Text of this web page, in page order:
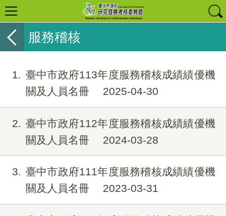
服務稽核
1
臺中市政府113年度服務稽核成績績優機
關及人員名冊
2025-04-30
2
臺中市政府112年度服務稽核成績績優機
關及人員名冊
2024-03-28
3
臺中市政府111年度服務稽核成績績優機
關及人員名冊
2023-03-31